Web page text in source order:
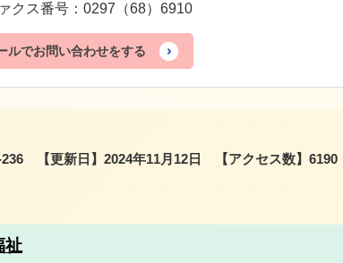
クス番号：0297（68）6910
ルでお問い合わせをする
236 【更新日】 2024年11月12日 【アクセス数】 6190
祉